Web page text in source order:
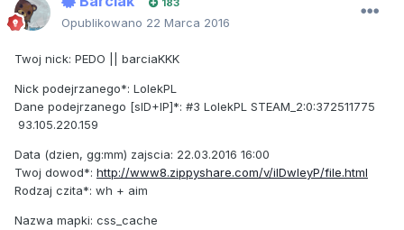
183
Opublikowano 22 Marca 2016
Twoj nick: PEDO || barciaKKK
Nick podejrzanego*: LolekPL
Dane podejrzanego [sID+IP]*: #3 LolekPL STEAM_2:0:372511775
93.105.220.159
Data (dzien, gg:mm) zajscia: 22.03.2016 16:00
Twoj dowod*: http://www8.zippyshare.com/v/ilDwleyP/file.html
Rodzaj czita*: wh + aim
Nazwa mapki: css_cache